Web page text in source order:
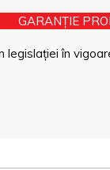
GARANȚIE
în